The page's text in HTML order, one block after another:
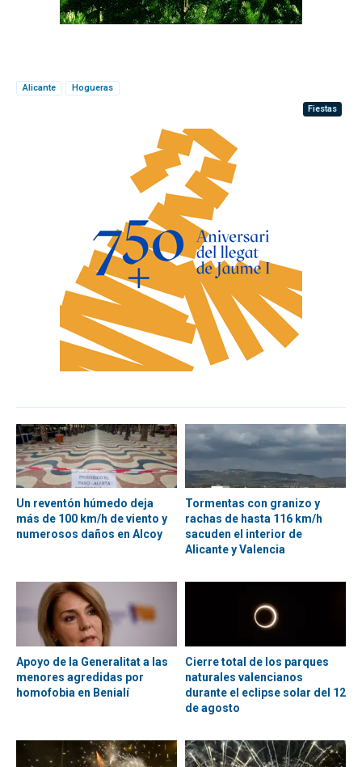
Alicante
Hogueras
Fiestas
Un reventón húmedo deja
más de 100 km/h de viento y
numerosos daños en Alcoy
Tormentas con granizo y
rachas de hasta 116 km/h
sacuden el interior de
Alicante y Valencia
Apoyo de la Generalitat a las
menores agredidas por
homofobia en Benialí
Cierre total de los parques
naturales valencianos
durante el eclipse solar del 12
de agosto